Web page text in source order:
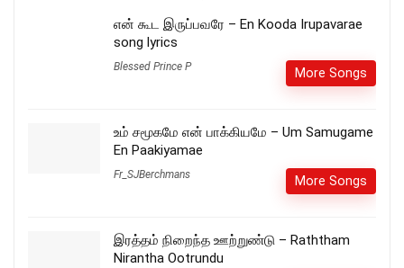
என் கூட இருப்பவரே – En Kooda Irupavarae
song lyrics
Blessed Prince P More Songs
உம் சமூகமே என் பாக்கியமே – Um Samugame
En Paakiyamae
Fr_SJBerchmans More Songs
இரத்தம் நிறைந்த ஊற்றுண்டு – Raththam
Nirantha Ootrundu